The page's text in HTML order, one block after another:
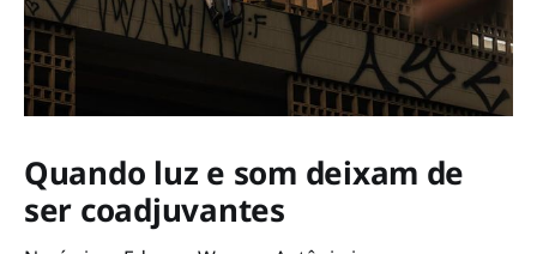
Quando luz e som deixam de
ser coadjuvantes